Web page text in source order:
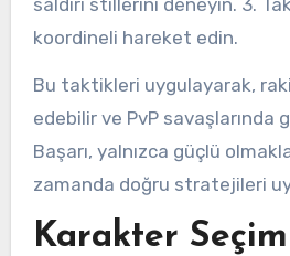
saldırı stillerini deneyin. 3.
koordineli hareket edin.
Bu taktikleri uygulayarak,
edebilir ve PvP savaşlarında
Başarı, yalnızca güçlü
zamanda doğru stratejileri
Karakter